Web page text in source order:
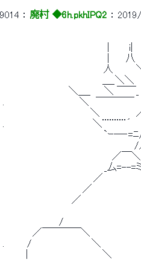
9014 ： 廃村 ◆6h.pkhIPQ2 ：
|　 　 i|　 　 　 γ⌒>'´　
|　　 八　　　 　 Y 「＼　
人　　　 ＼　 ／/|i | 　
＿_＼＼　 ／　/ :|i∧ 　
＼＿_　　＼ ￣￣_　 　/　
.　　　　　 　 　 　 　 ＼　￣￣￣
＼　　　　　 ／ ′　　　,
.　　　　　　　 　 　 　 　 ＼
`ｰ―‐=ﾆ/　　 　 /　八 `|: /　
/／　 　 ′　　ヽ|/ 　
／￣＼　 ／　　　　　 ,|
_厶=--=ミ＼　　　　　
／　　　　　　｀ヾヽ　　
／　　　　　　　　　　',Y´
／　　　 　 　 　 　 　 　 ｉ
|l　＼{ 　 ｀V 　
/　　　　　　　　　　　　　
／￣￣￣￣＼　　　　　　　 　
. 　 　 /　　　　　　　　　＼　 　 　
|　　 　 　 　 　 　 　 ＼　　　